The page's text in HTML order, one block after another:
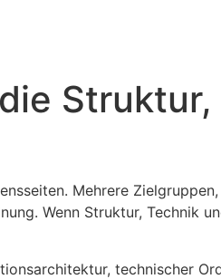
Mehrere
Wenn Struktur, Technik
technischer